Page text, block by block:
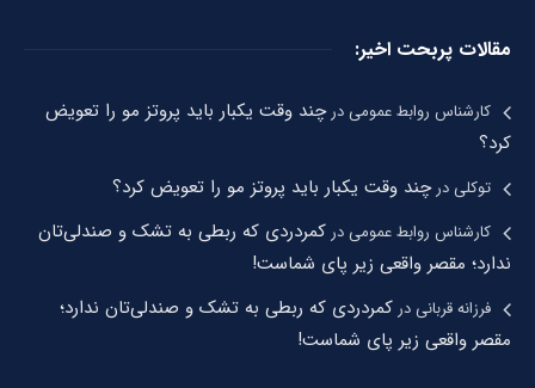
مقالات پربحت اخیر:
کارشناس روابط عمومیدرچند وقت یکبار باید پروتز مو را تعویض
کرد؟
توکلیدرچند وقت یکبار باید پروتز مو را تعویض کرد؟
کارشناس روابط عمومیدر کمردردی که ربطی به تشک و صندلی‌تان
ندارد؛ مقصر واقعی زیر پای شماست!
فرزانه قربانیدر کمردردی که ربطی به تشک و صندلی‌تان ندارد؛
مقصر واقعی زیر پای شماست!